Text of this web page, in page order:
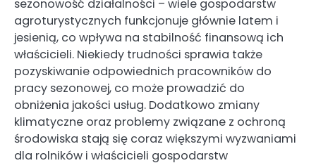
sezonowość działalności – wiele gospodarstw
agroturystycznych funkcjonuje głównie latem i
jesienią, co wpływa na stabilność finansową ich
właścicieli. Niekiedy trudności sprawia także
pozyskiwanie odpowiednich pracowników do
pracy sezonowej, co może prowadzić do
obniżenia jakości usług. Dodatkowo zmiany
klimatyczne oraz problemy związane z ochroną
środowiska stają się coraz większymi wyzwaniami
dla rolników i właścicieli gospodarstw